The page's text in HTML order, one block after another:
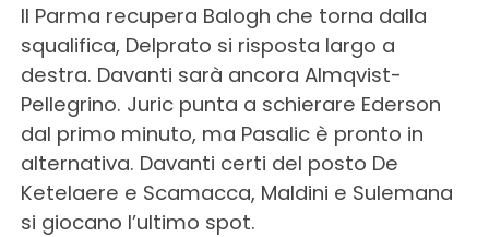
Il Parma recupera Balogh che torna dalla
squalifica, Delprato si risposta largo a
destra. Davanti sarà ancora Almqvist-
Pellegrino. Juric punta a schierare Ederson
dal primo minuto, ma Pasalic è pronto in
alternativa. Davanti certi del posto De
Ketelaere e Scamacca, Maldini e Sulemana
si giocano l’ultimo spot.